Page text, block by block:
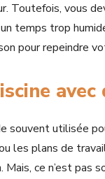
Toutefois, vous
trop
pour repeindre
avec
utilisée
les plans de
ce n’est